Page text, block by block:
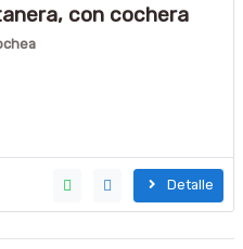
con cochera
Detalle